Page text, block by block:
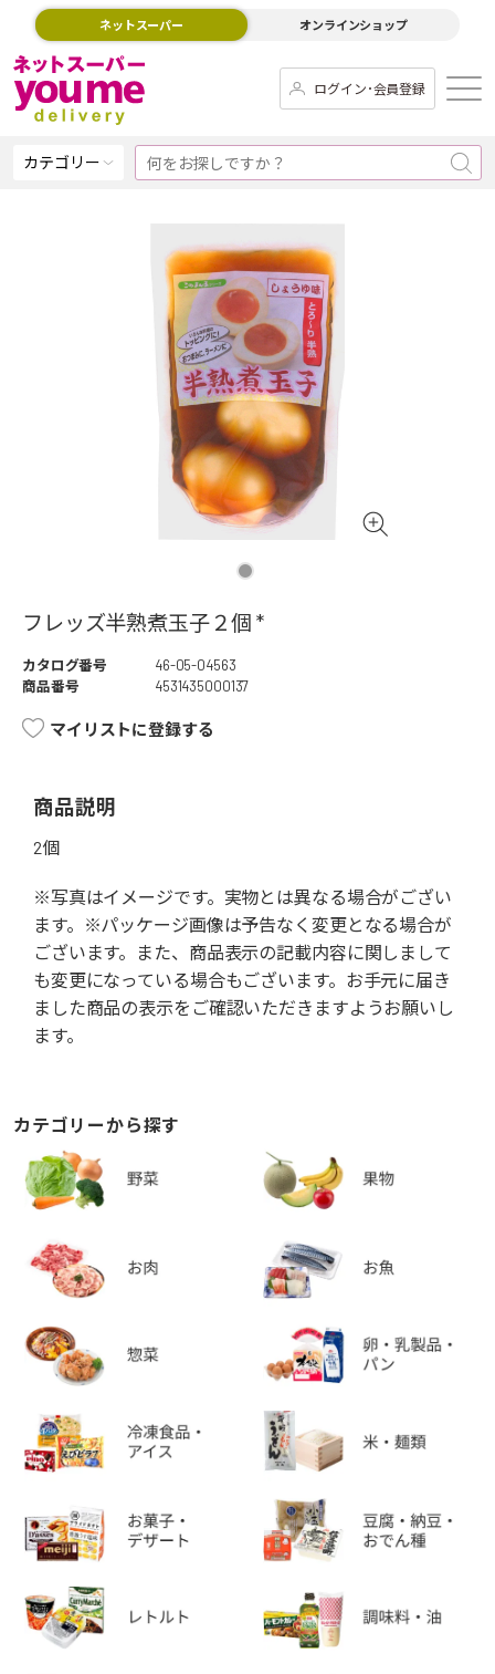
ネットスーパー オンラインショップ
ログイン･会員登録
カテゴリー
フレッズ半熟煮玉子２個 *
カタログ番号
46-05-04563
商品番号
4531435000137
マイリストに登録する
商品説明
2個
※写真はイメージです。実物とは異なる場合がござい
ます。※パッケージ画像は予告なく変更となる場合が
ございます。また、商品表示の記載内容に関しまして
も変更になっている場合もございます。お手元に届き
ました商品の表示をご確認いただきますようお願いし
ます。
カテゴリーから探す